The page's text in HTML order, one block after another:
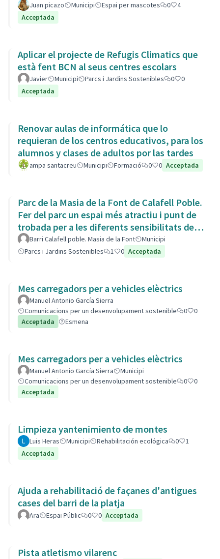
Juan picazo Municipi Espai per mascotes 0
4
Acceptada
Aplicar el projecte de Refugis Climatics que
està fent BCN al seus centres escolars
Javier Municipi Parcs i Jardins Sostenibles 0
0
Acceptada
Renovar aulas de informática que lo
requieran de los centros educativos, para los
alumnos y clases de adultos por las tardes
ampa santacreu Municipi Formació 0 0 Acceptada
Parc de la Masia de la Font de Calafell Poble.
Fer del parc un espai més atractiu i punt de
trobada per a les diferents sensibilitats del
barri.Barri Calafell poble. Masia de la Font
Municipi
Parcs i Jardins Sostenibles
1 0 Acceptada
Mes carregadors per a vehicles elèctrics
Manuel Antonio García Sierra
Comunicacions per un desenvolupament sostenible
0
0
Acceptada
Esmena
Mes carregadors per a vehicles elèctrics
Manuel Antonio García Sierra
Municipi
Comunicacions per un desenvolupament sostenible
0
0
Acceptada
Limpieza yantenimiento de montes
Luis Heras Municipi Rehabilitación ecológica 0
1
Acceptada
Ajuda a rehabilitació de façanes d'antigues
cases del barri de la platja
Ara Espai Públic 0 0 Acceptada
Pista atletismo vilarenc